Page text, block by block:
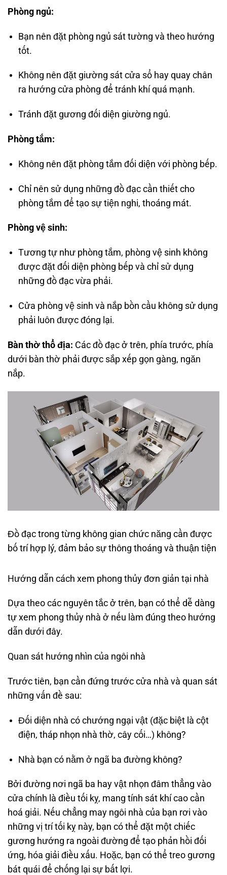
Phòng ngủ:
Bạn nên đặt phòng ngủ sát tường và theo hướng
tốt.
Không nên đặt giường sát cửa sổ hay quay chân
ra hướng cửa phòng để tránh khí quá mạnh.
Tránh đặt gương đối diện giường ngủ.
Phòng tắm:
Không nên đặt phòng tắm đối diện với phòng bếp.
Chỉ nên sử dụng những đồ đạc cần thiết cho
phòng tắm để tạo sự tiện nghi, thoáng mát.
Phòng vệ sinh:
Tương tự như phòng tắm, phòng vệ sinh không
được đặt đối diện phòng bếp và chỉ sử dụng
những đồ đạc vừa phải.
Cửa phòng vệ sinh và nắp bồn cầu không sử dụng
phải luôn được đóng lại.
Bàn thờ thổ địa: Các đồ đạc ở trên, phía trước, phía
dưới bàn thờ phải được sắp xếp gọn gàng, ngăn
nắp.
Đồ đạc trong từng không gian chức năng cần được
bố trí hợp lý, đảm bảo sự thông thoáng và thuận tiện
Hướng dẫn cách xem phong thủy đơn giản tại nhà
Dựa theo các nguyên tắc ở trên, bạn có thể dễ dàng
tự xem phong thủy nhà ở nếu làm đúng theo hướng
dẫn dưới đây.
Quan sát hướng nhìn của ngôi nhà
Trước tiên, bạn cần đứng trước cửa nhà và quan sát
những vấn đề sau:
Đối diện nhà có chướng ngại vật (đặc biệt là cột
điện, tháp nhọn nhà thờ, cây cối…) không?
Nhà bạn có nằm ở ngã ba đường không?
Bởi đường nơi ngã ba hay vật nhọn đâm thẳng vào
cửa chính là điều tối kỵ, mang tính sát khí cao cần
hoá giải. Nếu chẳng may ngôi nhà của bạn rơi vào
những vị trí tối kỵ này, bạn có thể đặt một chiếc
gương hướng ra ngoài đường để tạo phản hồi đối
ứng, hóa giải điều xấu. Hoặc, bạn có thể treo gương
bát quái để chống lại sự bất lợi.